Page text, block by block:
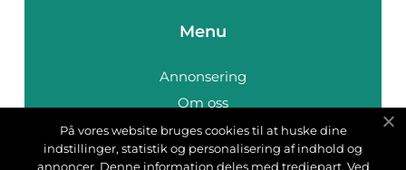
Menu
Annonsering
Om oss
Cookies
Kontakta oss
På vores website bruges cookies til at huske dine
indstillinger, statistik og personalisering af indhold og
annoncer. Denne information deles med tredjepart. Ved